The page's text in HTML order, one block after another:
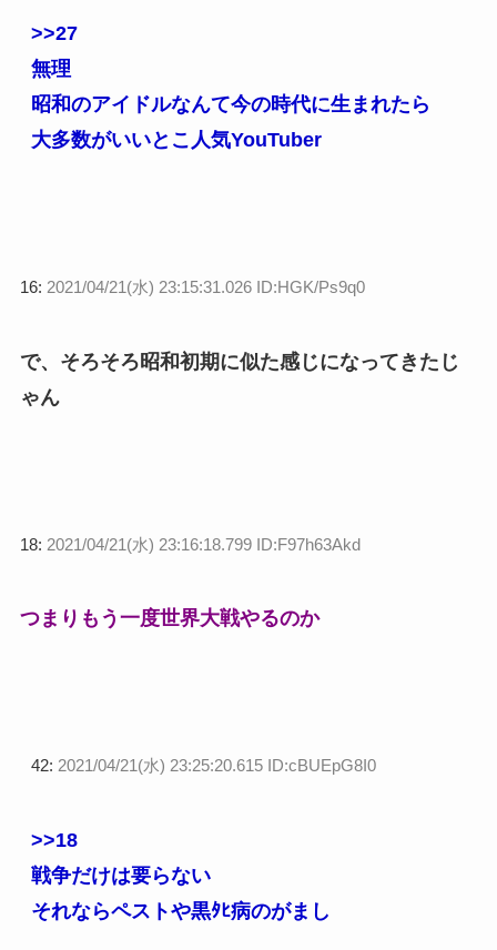
>>27
無理
昭和のアイドルなんて今の時代に生まれたら
大多数がいいとこ人気YouTuber
16: 2021/04/21(水) 23:15:31.026 ID:HGK/Ps9q0
で、そろそろ昭和初期に似た感じになってきたじ
ゃん
18: 2021/04/21(水) 23:16:18.799 ID:F97h63Akd
つまりもう一度世界大戦やるのか
42: 2021/04/21(水) 23:25:20.615 ID:cBUEpG8I0
>>18
戦争だけは要らない
それならペストや黒ﾀﾋ病のがまし